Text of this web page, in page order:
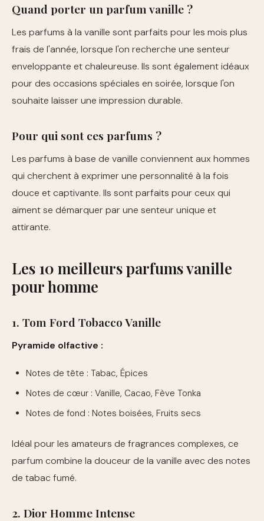
Quand porter un parfum vanille ?
Les parfums à la vanille sont parfaits pour les mois plus
frais de l'année, lorsque l'on recherche une senteur
enveloppante et chaleureuse. Ils sont également idéaux
pour des occasions spéciales en soirée, lorsque l'on
souhaite laisser une impression durable.
Pour qui sont ces parfums ?
Les parfums à base de vanille conviennent aux hommes
qui cherchent à exprimer une personnalité à la fois
douce et captivante. Ils sont parfaits pour ceux qui
aiment se démarquer par une senteur unique et
attirante.
Les 10 meilleurs parfums vanille
pour homme
1. Tom Ford Tobacco Vanille
Pyramide olfactive :
Notes de tête : Tabac, Épices
Notes de cœur : Vanille, Cacao, Fève Tonka
Notes de fond : Notes boisées, Fruits secs
Idéal pour les amateurs de fragrances complexes, ce
parfum combine la douceur de la vanille avec des notes
de tabac fumé.
2. Dior Homme Intense